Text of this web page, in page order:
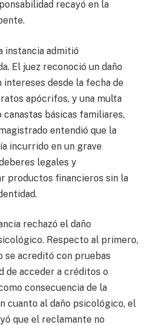
recayó en la
instancia admitió
El juez reconoció un daño
desde la fecha de
apócrifos, y una multa
básicas familiares,
entendió que la
incurrido en un grave
legales y
productos financieros sin la
rechazó el daño
Respecto al primero,
se acreditó con pruebas
de acceder a créditos o
consecuencia de la
cuanto al daño psicológico, el
que el reclamante no